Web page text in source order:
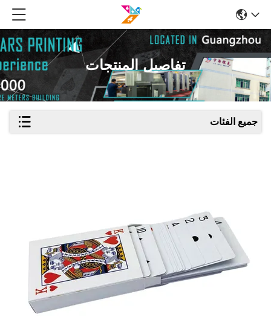
تفاصيل المنتجات
جميع الفئات